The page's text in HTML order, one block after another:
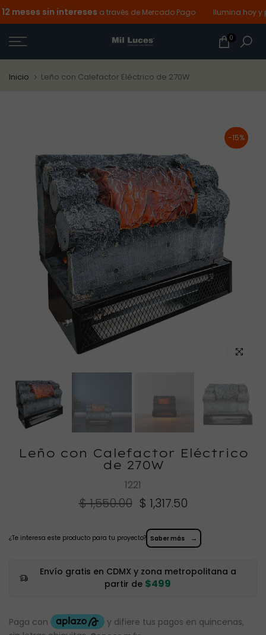
Ir
al
contenido
sin interesesa través de Mercado Pago Ilumina hoy y
0
Inicio Leño con Calefactor Eléctrico de 270W
-15%
Haz
Leño con Calefactor Eléctrico
de 270W
1221
$ 1,550.00 $ 1,317.50
¿Te interesa este producto para tu proyecto? Saber más →
Envío gratis en CDMX y zona metropolitana a
partir de $499